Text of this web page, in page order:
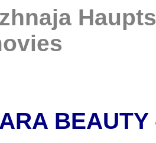
BEAUTY